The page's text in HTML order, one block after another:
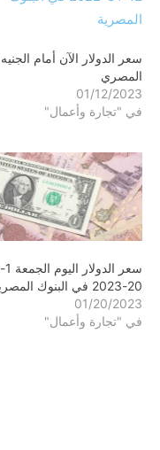
سعر الدولار الآن أمام الجنيه
المصري
01/12/2023
في "تجارة وأعمال"
سعر الدولار اليوم الجمعة 1-
20-2023 في البنوك المصرية
01/20/2023
في "تجارة وأعمال"